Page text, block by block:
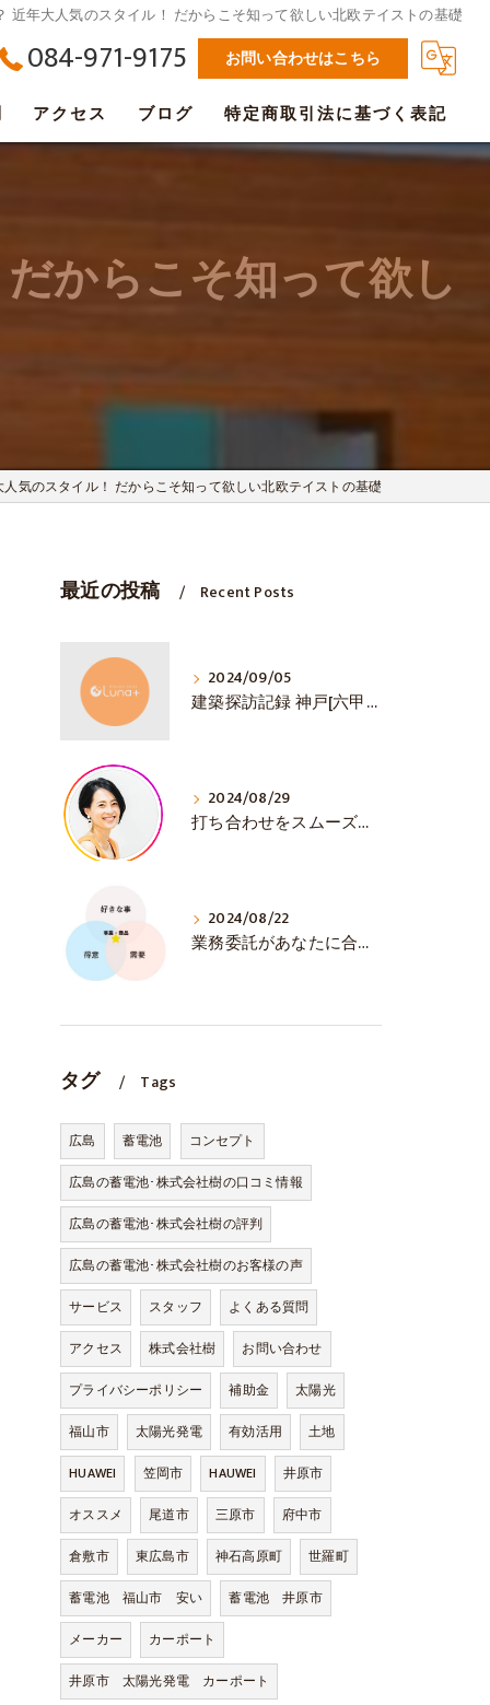
近年大人気のスタイル！ だからこそ知って欲しい北欧テイストの基礎
084-971-9175 お問い合わせはこちら
アクセス ブログ 特定商取引法に基づく表記
からこそ知って欲し
気のスタイル！ だからこそ知って欲しい北欧テイストの基礎
最近の投稿 Recent Posts
2024/09/05
建築探訪記録 神戸[六甲山ミーツ・アート]
2024/08/29
打ち合わせをスムーズに💛 初対面で大事な3選！
2024/08/22
業務委託があなたに合うか見極める方法
タグ Tags
広島 蓄電池
コンセプト
広島の蓄電池･株式会社樹の口コミ情報
広島の蓄電池･株式会社樹の評判
広島の蓄電池･株式会社樹のお客様の声
サービス
スタッフ
よくある質問
アクセス
株式会社樹
お問い合わせ
プライバシーポリシー
補助金
太陽光
福山市
太陽光発電 有効活用
土地
HUAWEI
笠岡市 HAUWEI
井原市
オススメ
尾道市 三原市
府中市
倉敷市
東広島市 神石高原町
世羅町
蓄電池 福山市 安い
蓄電池 井原市
メーカー
カーポート
井原市 太陽光発電 カーポート